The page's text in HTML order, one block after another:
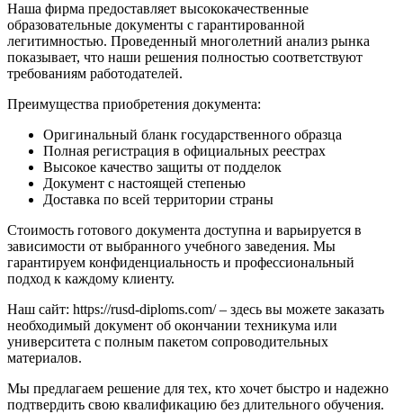
Наша фирма предоставляет высококачественные
образовательные документы с гарантированной
легитимностью. Проведенный многолетний анализ рынка
показывает, что наши решения полностью соответствуют
требованиям работодателей.
Преимущества приобретения документа:
Оригинальный бланк государственного образца
Полная регистрация в официальных реестрах
Высокое качество защиты от подделок
Документ с настоящей степенью
Доставка по всей территории страны
Стоимость готового документа доступна и варьируется в
зависимости от выбранного учебного заведения. Мы
гарантируем конфиденциальность и профессиональный
подход к каждому клиенту.
Наш сайт: https://rusd-diploms.com/ – здесь вы можете заказать
необходимый документ об окончании техникума или
университета с полным пакетом сопроводительных
материалов.
Мы предлагаем решение для тех, кто хочет быстро и надежно
подтвердить свою квалификацию без длительного обучения.